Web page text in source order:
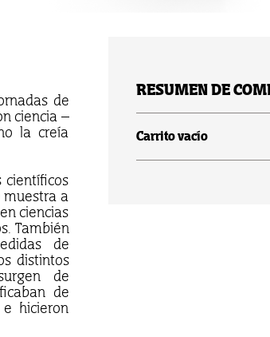
de
ciencia –
la creía
científicos
a
ciencias
También
de
distintos
de
de
hicieron
RESUMEN DE
Carrito vacío